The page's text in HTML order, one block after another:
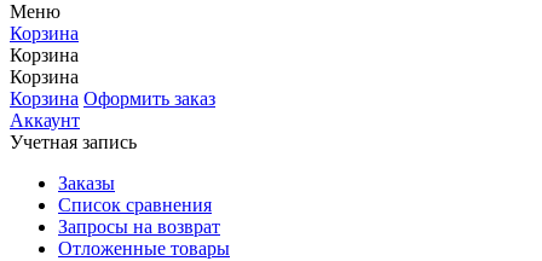
Меню
Корзина
Корзина
Корзина
Корзина Оформить заказ
Аккаунт
Учетная запись
Заказы
Список сравнения
Запросы на возврат
Отложенные товары